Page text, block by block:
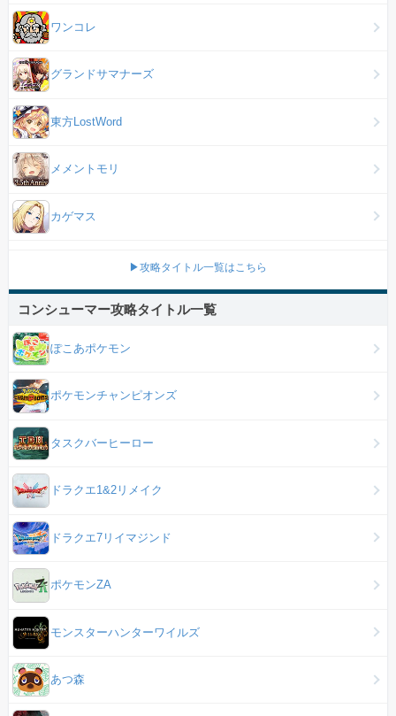
ワンコレ
グランドサマナーズ
東方LostWord
メメントモリ
カゲマス
▶攻略タイトル一覧はこちら
コンシューマー攻略タイトル一覧
ぽこあポケモン
ポケモンチャンピオンズ
タスクバーヒーロー
ドラクエ1&2リメイク
ドラクエ7リイマジンド
ポケモンZA
モンスターハンターワイルズ
あつ森